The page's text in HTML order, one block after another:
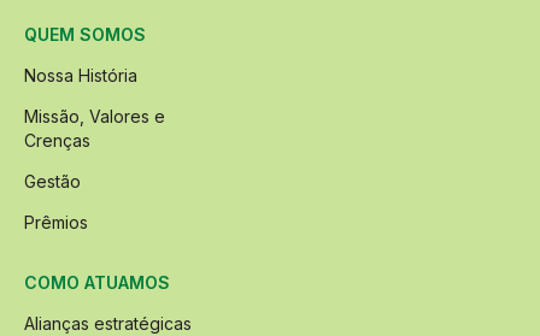
QUEM SOMOS
Nossa História
Missão, Valores e
Crenças
Gestão
Prêmios
COMO ATUAMOS
Alianças estratégicas